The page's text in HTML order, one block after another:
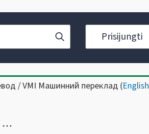
Prisijungti
/ VMI Машинний переклад (English